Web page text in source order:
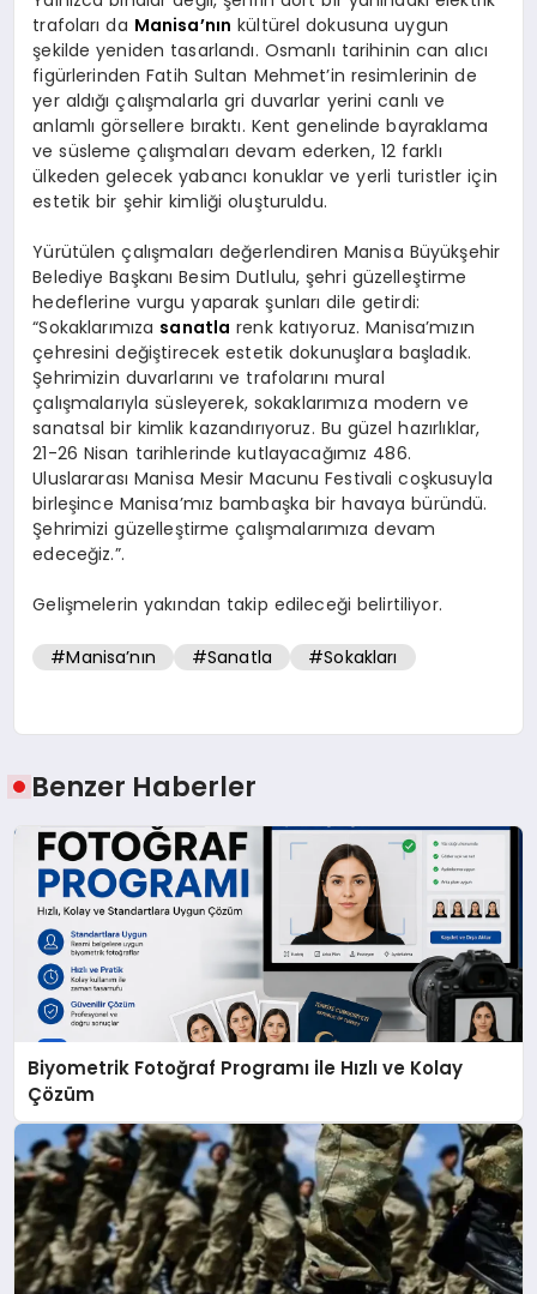
trafoları da Manisa’nın kültürel dokusuna uygun
şekilde yeniden tasarlandı. Osmanlı tarihinin can alıcı
figürlerinden Fatih Sultan Mehmet’in resimlerinin de
yer aldığı çalışmalarla gri duvarlar yerini canlı ve
anlamlı görsellere bıraktı. Kent genelinde bayraklama
ve süsleme çalışmaları devam ederken, 12 farklı
ülkeden gelecek yabancı konuklar ve yerli turistler için
estetik bir şehir kimliği oluşturuldu.
Yürütülen çalışmaları değerlendiren Manisa Büyükşehir
Belediye Başkanı Besim Dutlulu, şehri güzelleştirme
hedeflerine vurgu yaparak şunları dile getirdi:
“Sokaklarımıza sanatla renk katıyoruz. Manisa’mızın
çehresini değiştirecek estetik dokunuşlara başladık.
Şehrimizin duvarlarını ve trafolarını mural
çalışmalarıyla süsleyerek, sokaklarımıza modern ve
sanatsal bir kimlik kazandırıyoruz. Bu güzel hazırlıklar,
21-26 Nisan tarihlerinde kutlayacağımız 486.
Uluslararası Manisa Mesir Macunu Festivali coşkusuyla
birleşince Manisa’mız bambaşka bir havaya büründü.
Şehrimizi güzelleştirme çalışmalarımıza devam
edeceğiz.”.
Gelişmelerin yakından takip edileceği belirtiliyor.
#Manisa’nın #Sanatla #Sokakları
Benzer Haberler
Biyometrik Fotoğraf Programı ile Hızlı ve Kolay
Çözüm